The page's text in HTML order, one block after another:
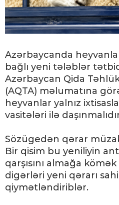
Azərbaycanda
bağlı yeni tələblər
Azərbaycan Qida
(AQTA) məlumatına
heyvanlar yalnız
vasitələri ilə
Sözügedən qərar
Bir qisim bu yeniliyin
qarşısını almağa
digərləri yeni qərarı
qiymətləndiriblər.